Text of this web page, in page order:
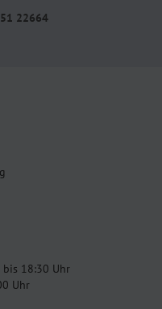
22664
bis 18:30 Uhr
Uhr